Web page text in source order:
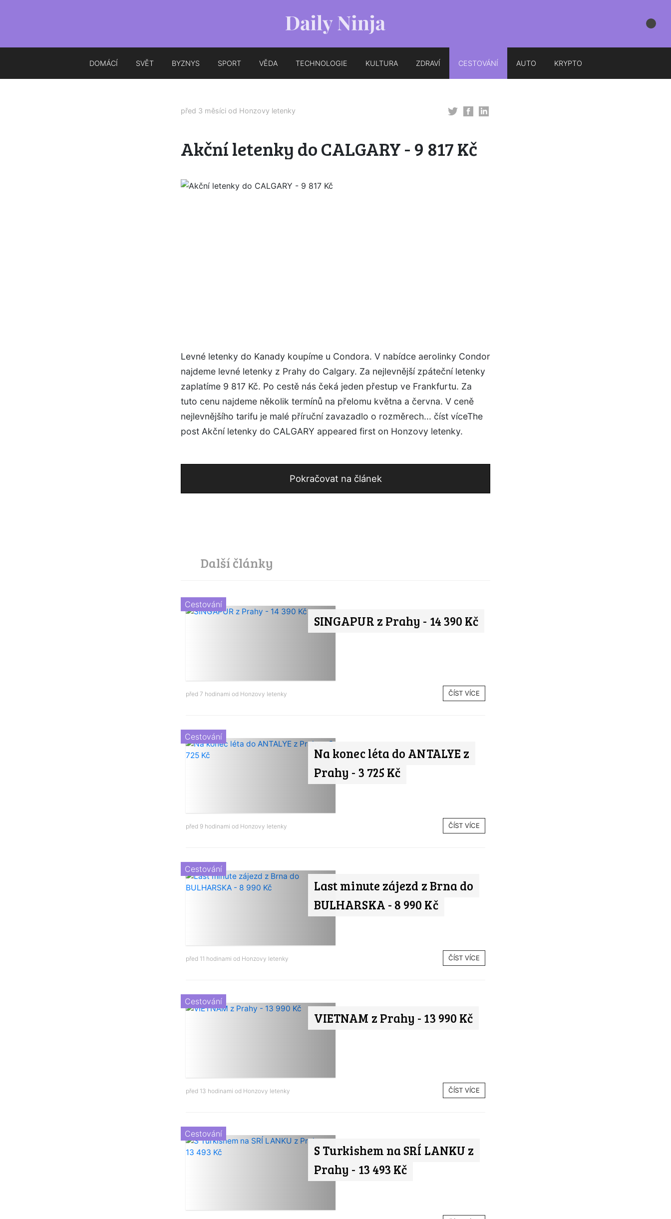
DOMÁCÍ SVĚT BYZNYS SPORT VĚDA TECHNOLOGIE KULTURA ZDRAVÍ CESTOVÁNÍ AUTO KRYPTO
před 3 měsíci od Honzovy letenky
Akční letenky do CALGARY - 9 817 Kč
Levné letenky do Kanady koupíme u Condora. V nabídce aerolinky Condor
najdeme levné letenky z Prahy do Calgary. Za nejlevnější zpáteční letenky
zaplatíme 9 817 Kč. Po cestě nás čeká jeden přestup ve Frankfurtu. Za
tuto cenu najdeme několik termínů na přelomu května a června. V ceně
nejlevnějšího tarifu je malé příruční zavazadlo o rozměrech... číst víceThe
post Akční letenky do CALGARY appeared first on Honzovy letenky.
Pokračovat na článek
Další články
SINGAPUR z Prahy - 14 390 Kč
Cestování
před 7 hodinami od Honzovy letenky ČÍST VÍCE
Na konec léta do ANTALYE z
Prahy - 3 725 Kč
Cestování
před 9 hodinami od Honzovy letenky ČÍST VÍCE
Last minute zájezd z Brna do
BULHARSKA - 8 990 Kč
Cestování
před 11 hodinami od Honzovy letenky ČÍST VÍCE
VIETNAM z Prahy - 13 990 Kč
Cestování
před 13 hodinami od Honzovy letenky ČÍST VÍCE
S Turkishem na SRÍ LANKU z
Prahy - 13 493 Kč
Cestování